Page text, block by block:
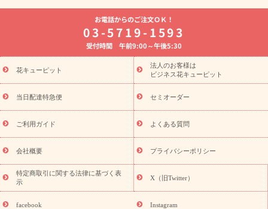
よく贈られる花
お祝いの花特集
誕生日フラワーギフト特集
8月の誕生花(トルコキキョウ)
開店・開業祝い
お供え・お悔やみ お供え・お悔やみの花
通夜・葬儀に贈る花 胡蝶蘭・花鉢
ーブドフラワー
季節のイベント
ひまわり ギフト・プレゼント
特集
お盆 花（新盆・初盆） 季節のイベント
お盆 花（新
盆・初盆）
お盆 花（新盆・初盆）
お盆・お供え 花とセットギ
フト
お盆・お供え プリザーブドフラワー
ひまわり ギフト・プ
レゼント特集
夏の花贈り・お中元・暑中見舞い 花のギフト特集
敬老の日におくる花ギフト・プレゼント特集
花ギフト・プレゼント特集
敬老の日 花のおすすめランキング
敬
老の日 花鉢植えのギフト・プレゼント特集
敬老の日 花とセットギ
フト・プレゼント特集
敬老の日の花 全てのギフト一覧
キャン
ペーン
映画『ウォーターガーディアンズ』コラボキャンペーン
「きょう誕生日なんです」キャンペーン
誕生日の花を探す
誕生日フラワーギフト 誕生日フラワーギフト特集
お電話からのご注文ＯＫ！
03-5719-1593
受付時間 午前9:00～午後5:30
花キューピット
法人のお客様は
ビジネス花キューピット
当日配達特急便 セミオーダー
ご利用ガイド よくある質問
会社概要 プライバシーポリシー
特定商取引に関する法律に基づく表
示
X（旧Twitter）
facebook Instagram